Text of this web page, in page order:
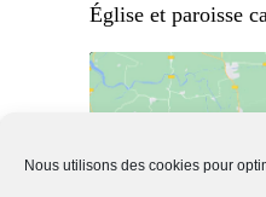
Nous utilisons des cookies pour
Église et paroisse
Cliquez pour